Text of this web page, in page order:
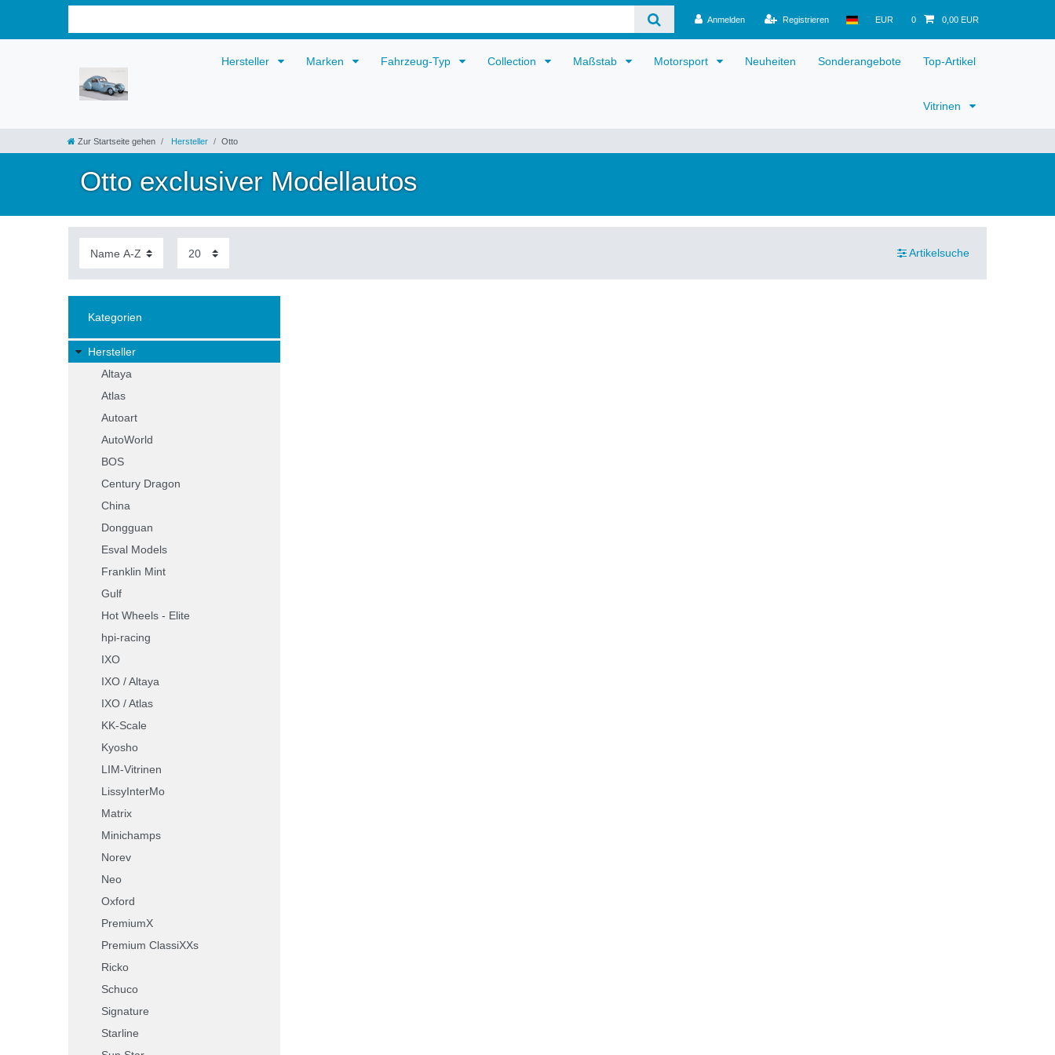
Anmelden Registrieren EUR 0 0,00 EUR
Hersteller Marken Fahrzeug-Typ Collection Maßstab Motorsport Neuheiten Sonderangebote Top-Artikel
Vitrinen
Zur Startseite gehen Hersteller Otto
Otto exclusiver Modellautos
Artikelsuche
Kategorien
Hersteller
Altaya
Atlas
Autoart
AutoWorld
BOS
Century Dragon
China
Dongguan
Esval Models
Franklin Mint
Gulf
Hot Wheels - Elite
hpi-racing
IXO
IXO / Altaya
IXO / Atlas
KK-Scale
Kyosho
LIM-Vitrinen
LissyInterMo
Matrix
Minichamps
Norev
Neo
Oxford
PremiumX
Premium ClassiXXs
Ricko
Schuco
Signature
Starline